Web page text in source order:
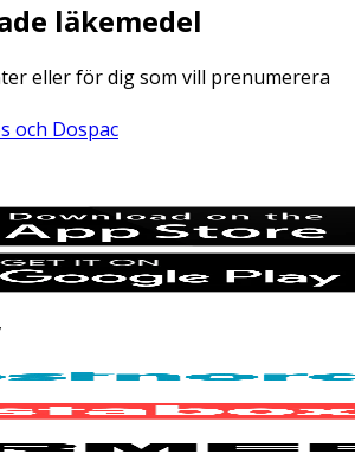
läkemedel
eller för dig som vill prenumerera
och Dospac